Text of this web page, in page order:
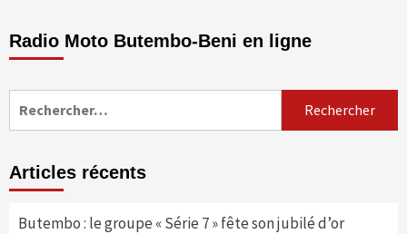
Radio Moto Butembo-Beni en ligne
Articles récents
Butembo : le groupe « Série 7 » fête son jubilé d’or